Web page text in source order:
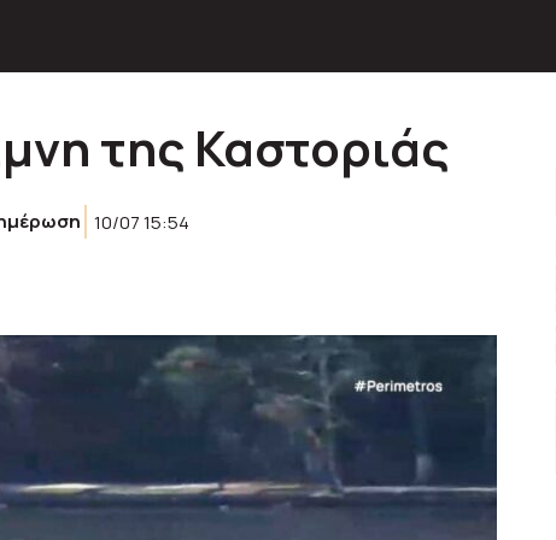
της Καστοριάς
10/07 15:54